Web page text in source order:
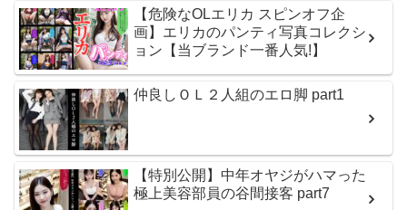
【危険なOLエリカ スピンオフ企
画】エリカのパンティ写真コレクシ
ョン【当ブランド一番人気!】
仲良しＯＬ２人組のエロ脚 part1
【特別公開】中年オヤジがハマった
極上美容部員の谷間接客 part7